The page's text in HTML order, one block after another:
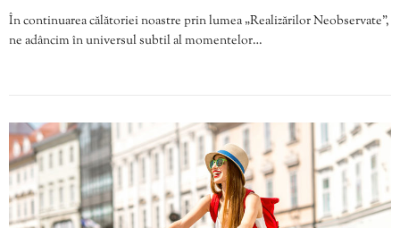
În continuarea călătoriei noastre prin lumea „Realizărilor Neobservate”,
ne adâncim în universul subtil al momentelor…